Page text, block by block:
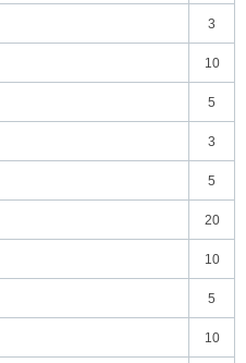
3
10
5
3
5
20
10
5
10